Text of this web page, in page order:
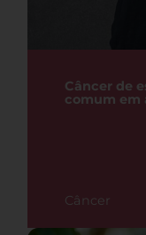
Câncer de
comum em
Câncer